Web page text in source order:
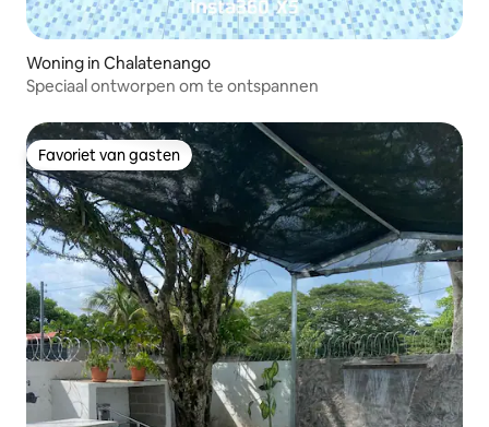
Woning in Chalatenango
Speciaal ontworpen om te ontspannen
Favoriet van gasten
Favoriet van gasten